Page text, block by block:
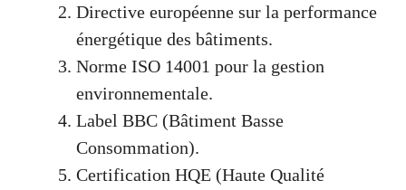
Directive européenne sur la performance
énergétique des bâtiments.
Norme ISO 14001 pour la gestion
environnementale.
Label BBC (Bâtiment Basse
Consommation).
Certification HQE (Haute Qualité